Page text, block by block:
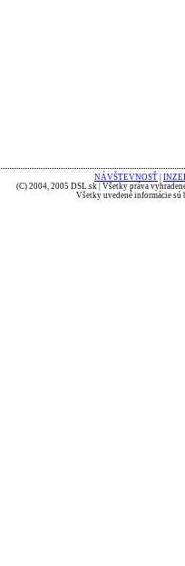
NÁVŠTEVNOSŤ
(C) 2004, 2005 DSL.sk | Všetky práva
Všetky uvedené informácie sú